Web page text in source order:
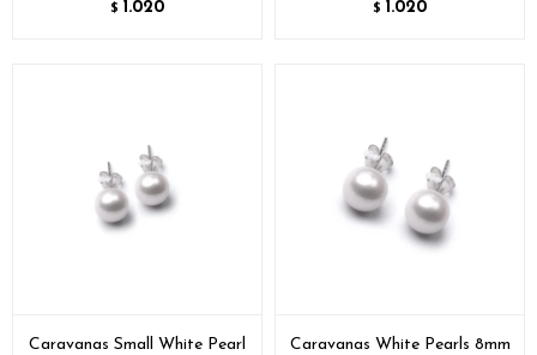
$ 1.020 $ 1.020
Caravanas Small White Pearl Caravanas White Pearls 8mm